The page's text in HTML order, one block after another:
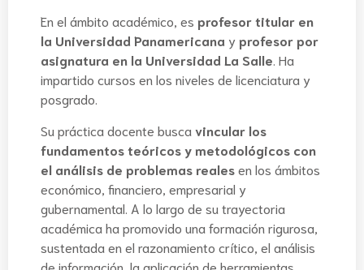
En el ámbito académico, es profesor titular en
la Universidad Panamericana y profesor por
asignatura en la Universidad La Salle. Ha
impartido cursos en los niveles de licenciatura y
posgrado.
Su práctica docente busca vincular los
fundamentos teóricos y metodológicos con
el análisis de problemas realesen los ámbitos
económico, financiero, empresarial y
gubernamental. A lo largo de su trayectoria
académica ha promovido una formación rigurosa,
sustentada en el razonamiento crítico, el análisis
de información, la aplicación de herramientas